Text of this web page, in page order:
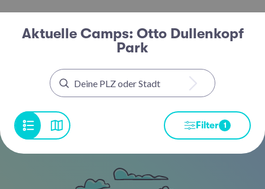
Aktuelle Camps: Otto Dullenkopf
Park
Filter 1